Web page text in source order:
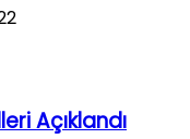
Açıklandı